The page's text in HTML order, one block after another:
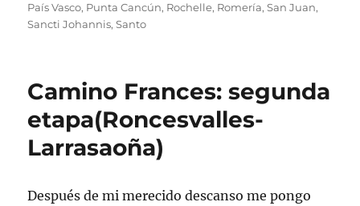
País Vasco, Punta Cancún, Rochelle, Romería,San Juan,
Sancti Johannis,Santo
Camino Frances: segunda
etapa(Roncesvalles-
Larrasaoña)
Después de mi merecido descanso me pongo